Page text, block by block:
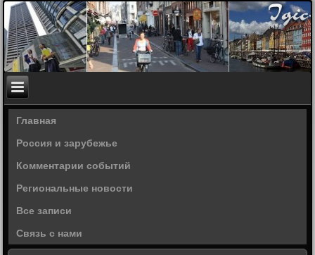
Главная
Россия и зарубежье
Комментарии событий
Региональные новости
Все записи
Связь с нами